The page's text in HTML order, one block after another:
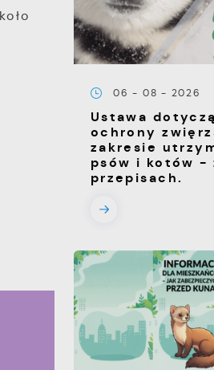
06 - 08 - 2026
Ustawa
ochrony
zakresie
psów i kotów -
przepisach.